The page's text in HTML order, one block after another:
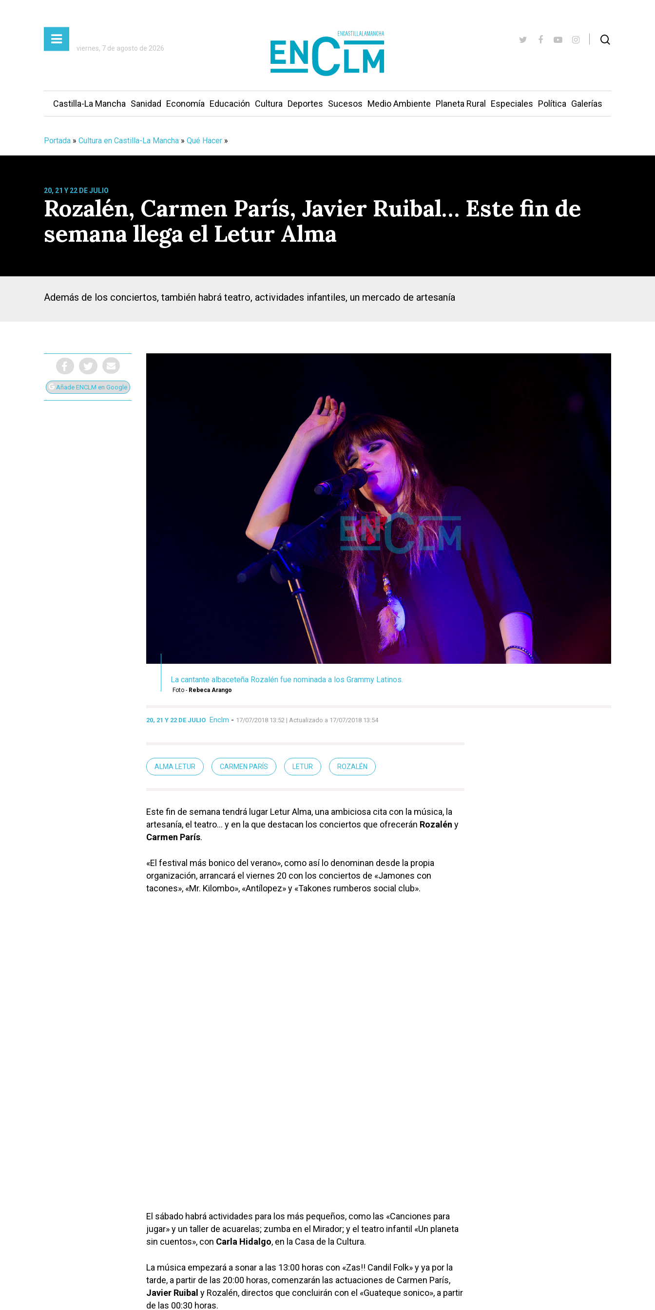
Presiona Intro para buscar o ESC para cerrar
viernes, 7 de agosto de 2026
Castilla-La Mancha Sanidad Economía Educación Cultura Deportes Sucesos Medio Ambiente Planeta Rural Especiales Política Galerías
Portada » Cultura en Castilla-La Mancha » Qué Hacer »
20, 21 Y 22 DE JULIO
Rozalén, Carmen París, Javier Ruibal… Este fin de
semana llega el Letur Alma
Además de los conciertos, también habrá teatro, actividades infantiles, un mercado de artesanía
Añade ENCLM en Google
La cantante albaceteña Rozalén fue nominada a los Grammy Latinos.
Foto - Rebeca Arango
20, 21 Y 22 DE JULIO Enclm - 17/07/2018 13:52 | Actualizado a 17/07/2018 13:54
ALMA LETUR CARMEN PARÍS LETUR ROZALÉN
Este fin de semana tendrá lugar Letur Alma, una ambiciosa cita con la música, la
artesanía, el teatro… y en la que destacan los conciertos que ofrecerán Rozalén y
Carmen París.
«El festival más bonico del verano», como así lo denominan desde la propia
organización, arrancará el viernes 20 con los conciertos de «Jamones con
tacones», «Mr. Kilombo», «Antílopez» y «Takones rumberos social club».
El sábado habrá actividades para los más pequeños, como las «Canciones para
jugar» y un taller de acuarelas; zumba en el Mirador; y el teatro infantil «Un planeta
sin cuentos», con Carla Hidalgo, en la Casa de la Cultura.
La música empezará a sonar a las 13:00 horas con «Zas!! Candil Folk» y ya por la
tarde, a partir de las 20:00 horas, comenzarán las actuaciones de Carmen París,
Javier Ruibal y Rozalén, directos que concluirán con el «Guateque sonico», a partir
de las 00:30 horas.